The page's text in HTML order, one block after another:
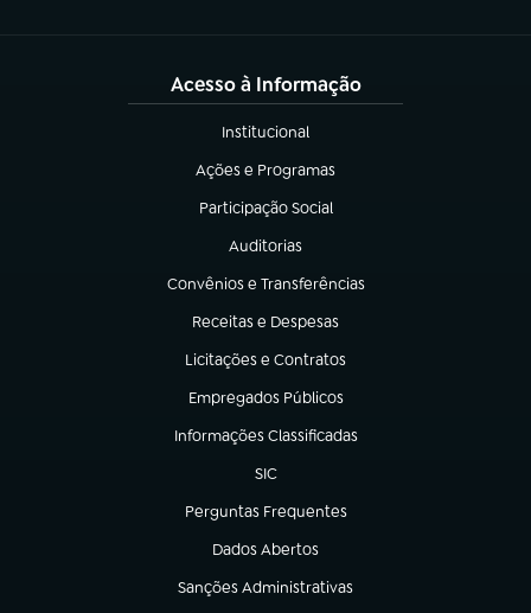
Acesso à Informação
Institucional
(abre em nova aba)
Ações e Programas
(abre em nova aba)
Participação Social
(abre em nova aba)
Auditorias
(abre em nova aba)
Convênios e Transferências
(abre em nova aba)
Receitas e Despesas
(abre em nova aba)
Licitações e Contratos
(abre em nova aba)
Empregados Públicos
(abre em nova aba)
Informações Classificadas
(abre em nova aba)
SIC
(abre em nova aba)
Perguntas Frequentes
(abre em nova aba)
Dados Abertos
(abre em nova aba)
Sanções Administrativas
(abre em nova aba)